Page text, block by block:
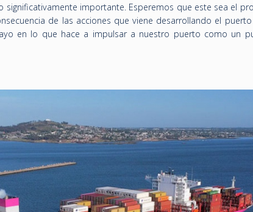
significativamente importante. Esperemos que este sea el
de las acciones que viene desarrollando el
en lo que hace a impulsar a nuestro puerto como un